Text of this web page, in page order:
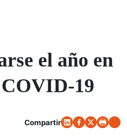
el año en
19
Compartir